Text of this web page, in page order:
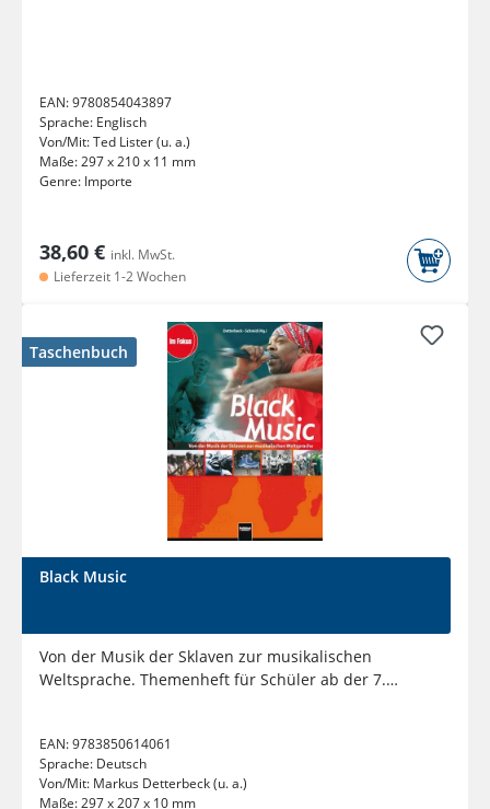
EAN:9780854043897
Sprache: Englisch
Von/Mit:Ted Lister (u. a.)
Maße:297 x 210 x 11 mm
Genre: Importe
38,60 € inkl. MwSt.
Lieferzeit 1-2 Wochen
Taschenbuch
Black Music
Von der Musik der Sklaven zur musikalischen
Weltsprache. Themenheft für Schüler ab der 7.
EAN:9783850614061
Sprache: Deutsch
Von/Mit: Markus Detterbeck (u. a.)
Maße:297 x 207 x 10 mm